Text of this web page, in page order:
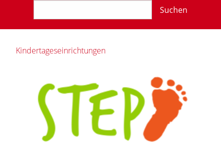
Suchen
Kindertageseinrichtungen